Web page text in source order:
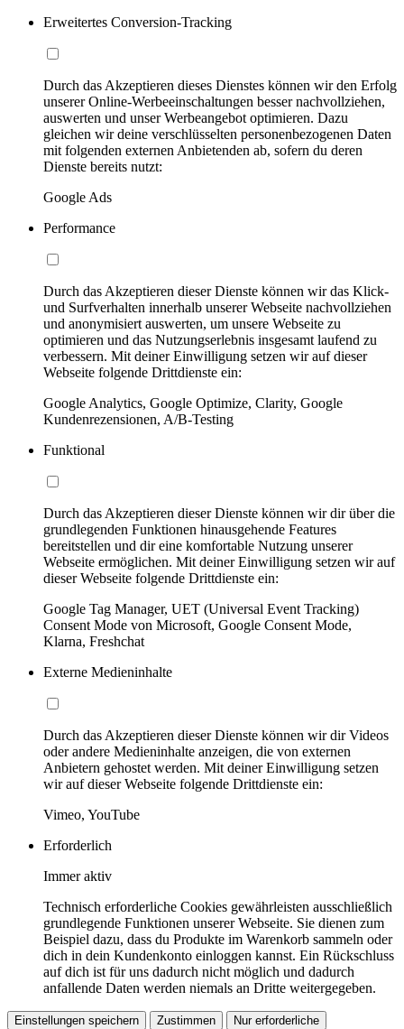
Erweitertes Conversion-Tracking
Durch das Akzeptieren dieses Dienstes können wir den Erfolg
unserer Online-Werbeeinschaltungen besser nachvollziehen,
auswerten und unser Werbeangebot optimieren. Dazu
gleichen wir deine verschlüsselten personenbezogenen Daten
mit folgenden externen Anbietenden ab, sofern du deren
Dienste bereits nutzt:
Google Ads
Performance
Durch das Akzeptieren dieser Dienste können wir das Klick-
und Surfverhalten innerhalb unserer Webseite nachvollziehen
und anonymisiert auswerten, um unsere Webseite zu
optimieren und das Nutzungserlebnis insgesamt laufend zu
verbessern. Mit deiner Einwilligung setzen wir auf dieser
Webseite folgende Drittdienste ein:
Google Analytics, Google Optimize, Clarity, Google
Kundenrezensionen, A/B-Testing
Funktional
Durch das Akzeptieren dieser Dienste können wir dir über die
grundlegenden Funktionen hinausgehende Features
bereitstellen und dir eine komfortable Nutzung unserer
Webseite ermöglichen. Mit deiner Einwilligung setzen wir auf
dieser Webseite folgende Drittdienste ein:
Google Tag Manager, UET (Universal Event Tracking)
Consent Mode von Microsoft, Google Consent Mode,
Klarna, Freshchat
Externe Medieninhalte
Durch das Akzeptieren dieser Dienste können wir dir Videos
oder andere Medieninhalte anzeigen, die von externen
Anbietern gehostet werden. Mit deiner Einwilligung setzen
wir auf dieser Webseite folgende Drittdienste ein:
Vimeo, YouTube
Erforderlich
Immer aktiv
Technisch erforderliche Cookies gewährleisten ausschließlich
grundlegende Funktionen unserer Webseite. Sie dienen zum
Beispiel dazu, dass du Produkte im Warenkorb sammeln oder
dich in dein Kundenkonto einloggen kannst. Ein Rückschluss
auf dich ist für uns dadurch nicht möglich und dadurch
anfallende Daten werden niemals an Dritte weitergegeben.
Einstellungen speichern Zustimmen Nur erforderliche